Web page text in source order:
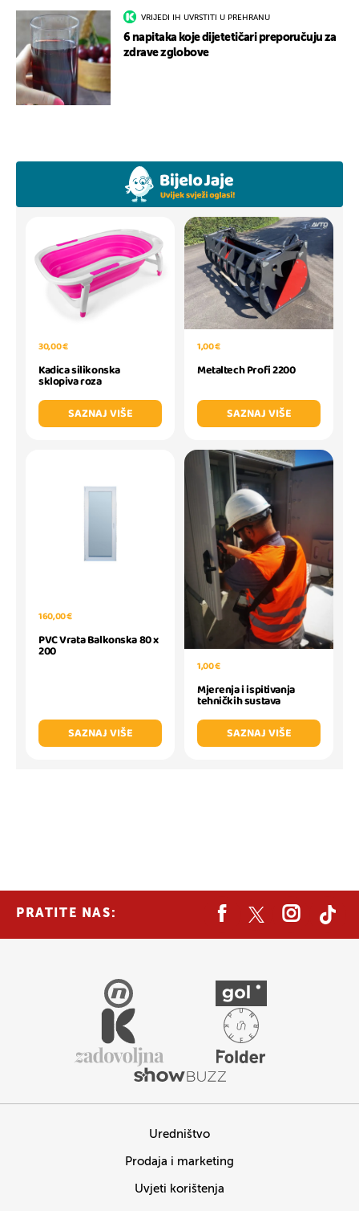
VRIJEDI IH UVRSTITI U PREHRANU
6 napitaka koje dijetetičari preporučuju za
zdrave zglobove
30,00 €
Kadica silikonska
sklopiva roza
SAZNAJ VIŠE
1,00 €
Metaltech Profi 2200
SAZNAJ VIŠE
160,00 €
PVC Vrata Balkonska 80 x
200
SAZNAJ VIŠE
1,00 €
Mjerenja i ispitivanja
tehničkih sustava
SAZNAJ VIŠE
PRATITE NAS:
Uredništvo
Prodaja i marketing
Uvjeti korištenja